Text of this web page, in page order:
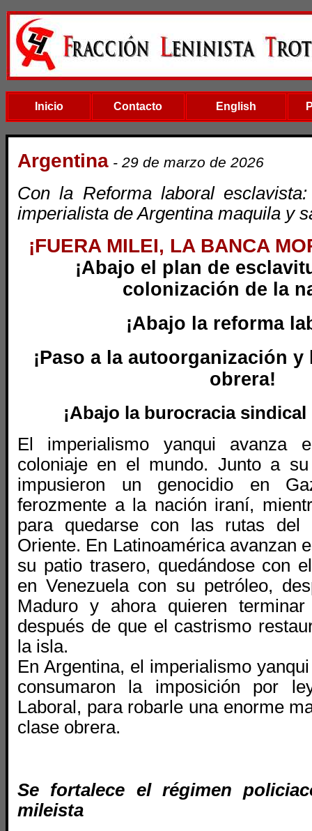
Inicio Contacto English
Argentina - 29 de marzo de 2026
Con la Reforma laboral
imperialista de Argentina maquila y
¡FUERA MILEI, LA BANCA
¡Abajo el plan de
colonización de la
¡Abajo la reforma
¡Paso a la autoorganización
obrera!
¡Abajo la burocracia
El imperialismo yanqui avanza
coloniaje en el mundo. Junto a
impusieron un genocidio en
ferozmente a la nación iraní,
para quedarse con las rutas del
Oriente. En Latinoamérica avanzan
su patio trasero, quedándose con
en Venezuela con su petróleo,
Maduro y ahora quieren
después de que el castrismo
la isla.
En Argentina, el imperialismo
consumaron la imposición por
Laboral, para robarle una enorme
clase obrera.
Se fortalece el régimen
mileista